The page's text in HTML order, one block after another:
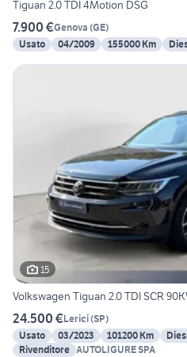
Tiguan 2.0 TDI 4Motion DSG
7.900 €Genova (GE)
Usato
04/2009 155000 Km
15
Volkswagen Tiguan 2.0 TDI SCR
24.500 €Lerici(SP)
Usato
03/2023 101200 Km
Rivenditore AUTOLIGURE SPA